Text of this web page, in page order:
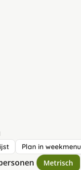
Plan in weekmenu
Metrisch